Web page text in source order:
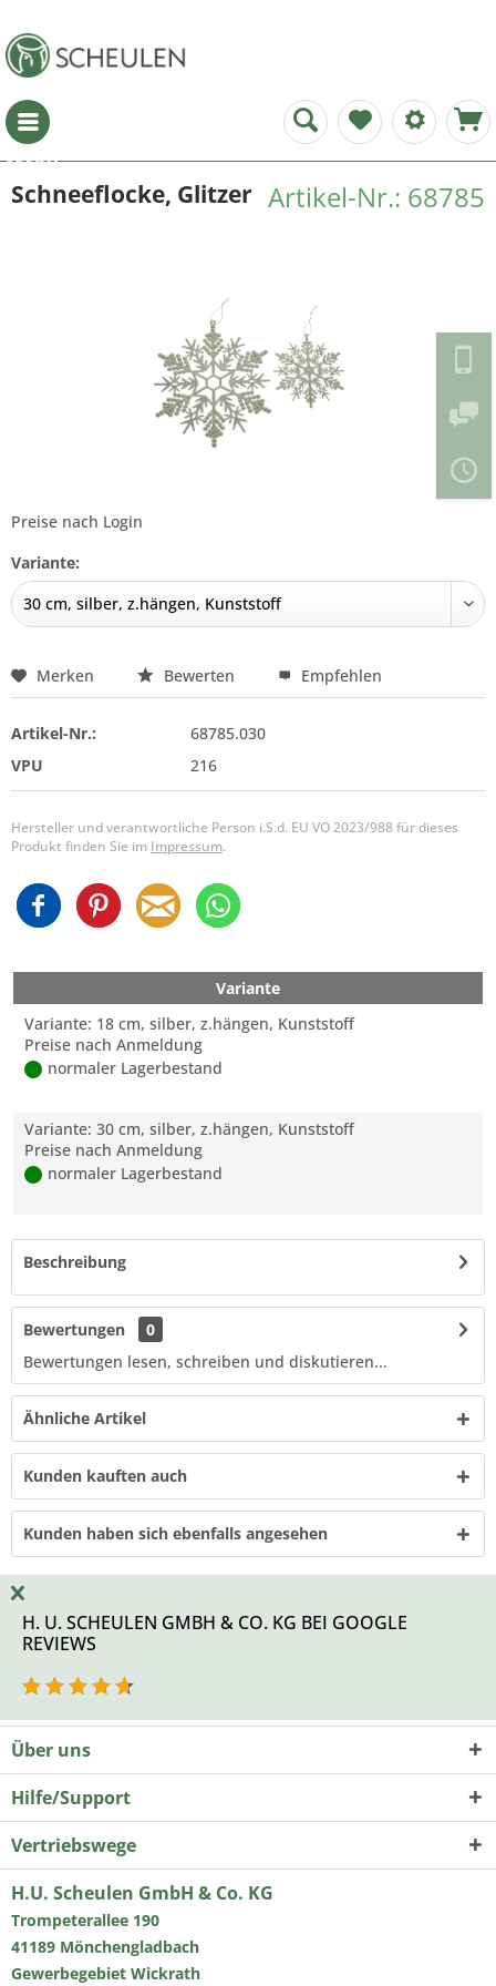
Menü
Artikel-Nr.: 68785
Schneeflocke, Glitzer
Preise nach Login
Variante:
Merken Bewerten Empfehlen
Artikel-Nr.:
68785.030
VPU
216
Hersteller und verantwortliche Person i.S.d. EU VO 2023/988 für dieses
Produkt finden Sie im Impressum.
Variante
Variante: 18 cm, silber, z.hängen, Kunststoff
Preise nach Anmeldung
normaler Lagerbestand
Variante: 30 cm, silber, z.hängen, Kunststoff
Preise nach Anmeldung
normaler Lagerbestand
Beschreibung
Bewertungen
0
Bewertungen lesen, schreiben und diskutieren...
Ähnliche Artikel
Kunden kauften auch
Kunden haben sich ebenfalls angesehen
H. U. SCHEULEN GMBH & CO. KG BEI GOOGLE
REVIEWS
Über uns
Hilfe/Support
Vertriebswege
H.U. Scheulen GmbH & Co. KG
Trompeterallee 190
41189 Mönchengladbach
Gewerbegebiet Wickrath